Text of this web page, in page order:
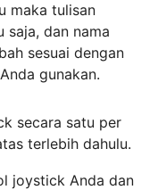
maka tulisan
saja, dan nama
sesuai dengan
gunakan.
secara satu per
terlebih dahulu.
joystick Anda dan